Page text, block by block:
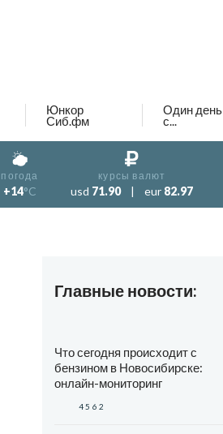
Юнкор
Сиб.фм
Один день
с...
погода
+14°C
курсы валют
usd 71.90 | eur 82.97
Главные новости:
Что сегодня происходит с
бензином в Новосибирске:
онлайн-мониторинг
4562